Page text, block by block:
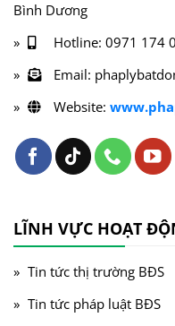
Bình Dương
Hotline: 0971 174
Email:
Website:
LĨNH VỰC HOẠT
Tin tức thị trường BĐS
Tin tức pháp luật BĐS